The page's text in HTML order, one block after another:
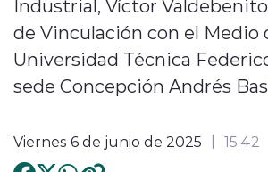
Industrial, Víctor
de Vinculación con el Medio
Universidad Técnica
sede Concepción Andrés
Viernes 6 de junio de 2025 15:42